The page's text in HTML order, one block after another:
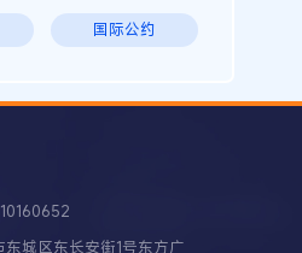
国际公约
东城区东长安街1号东方广